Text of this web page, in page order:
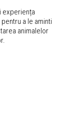
experiența
a le aminti
animalelor